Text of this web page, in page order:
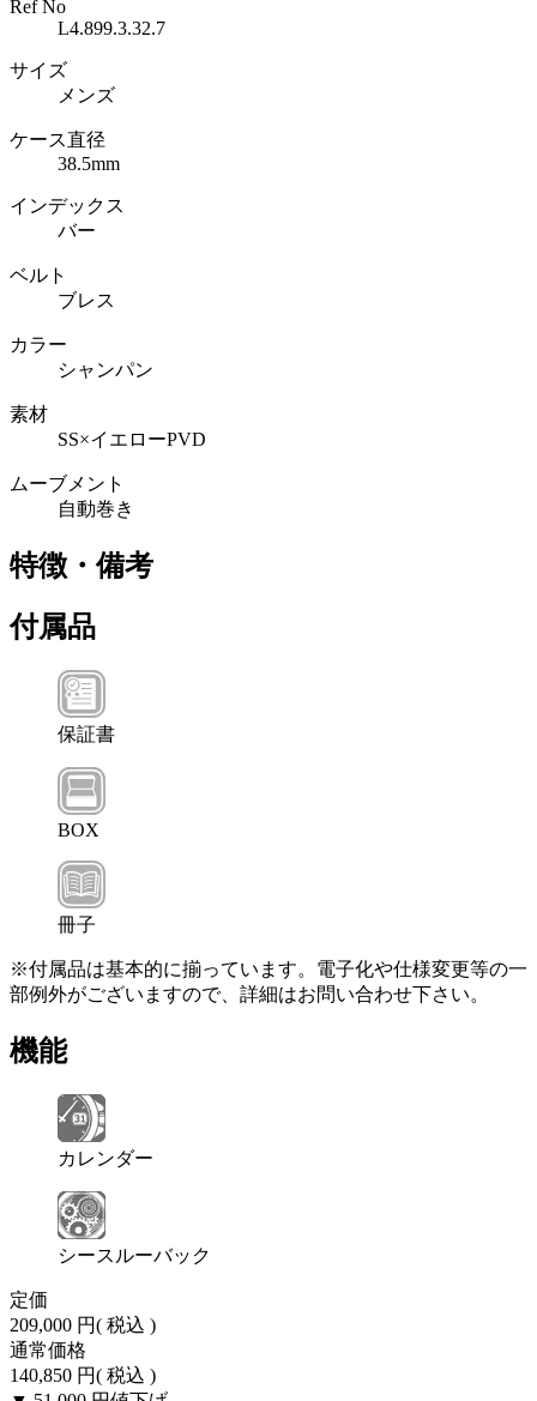
Ref No
L4.899.3.32.7
サイズ
メンズ
ケース直径
38.5mm
インデックス
バー
ベルト
ブレス
カラー
シャンパン
素材
SS×イエローPVD
ムーブメント
自動巻き
特徴・備考
付属品
保証書
BOX
冊子
※付属品は基本的に揃っています。電子化や仕様変更等の一
部例外がございますので、詳細はお問い合わせ下さい。
機能
カレンダー
シースルーバック
定価
209,000 円( 税込 )
通常価格
140,850 円( 税込 )